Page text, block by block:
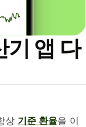
기 앱 다
상 기준 환율을 이